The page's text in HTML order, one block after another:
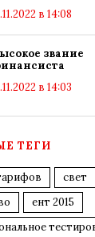
в 14:08
звание
в 14:03
ТЕГИ
свет
ент 2015